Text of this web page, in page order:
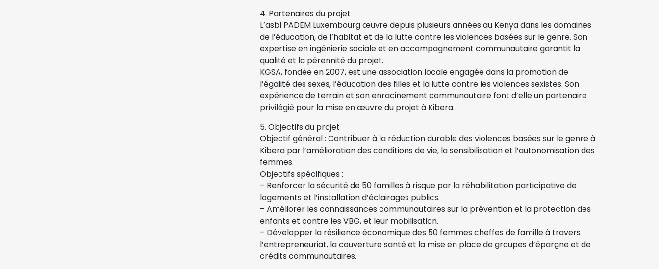
4. Partenaires du projet
L’asbl PADEM Luxembourg œuvre depuis plusieurs années au Kenya dans les domaines
de l’éducation, de l’habitat et de la lutte contre les violences basées sur le genre. Son
expertise en ingénierie sociale et en accompagnement communautaire garantit la
qualité et la pérennité du projet.
KGSA, fondée en 2007, est une association locale engagée dans la promotion de
l’égalité des sexes, l’éducation des filles et la lutte contre les violences sexistes. Son
expérience de terrain et son enracinement communautaire font d’elle un partenaire
privilégié pour la mise en œuvre du projet à Kibera.
5. Objectifs du projet
Objectif général : Contribuer à la réduction durable des violences basées sur le genre à
Kibera par l’amélioration des conditions de vie, la sensibilisation et l’autonomisation des
femmes.
Objectifs spécifiques :
– Renforcer la sécurité de 50 familles à risque par la réhabilitation participative de
logements et l’installation d’éclairages publics.
– Améliorer les connaissances communautaires sur la prévention et la protection des
enfants et contre les VBG, et leur mobilisation.
– Développer la résilience économique des 50 femmes cheffes de famille à travers
l’entrepreneuriat, la couverture santé et la mise en place de groupes d’épargne et de
crédits communautaires.